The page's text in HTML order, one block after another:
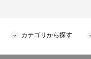
カテゴリから探す